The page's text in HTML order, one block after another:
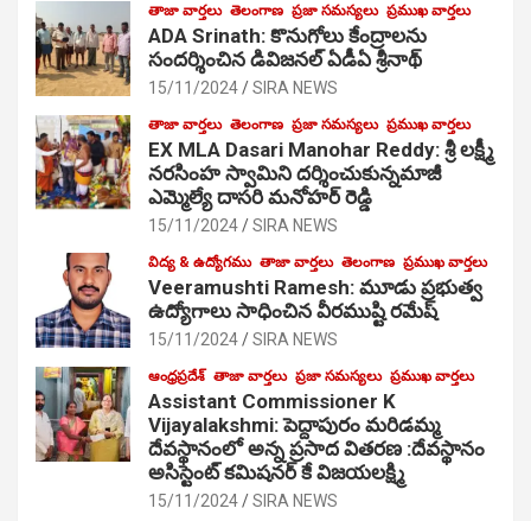
తాజా వార్తలు తెలంగాణ ప్రజా సమస్యలు ప్రముఖ వార్తలు
ADA Srinath: కొనుగోలు కేంద్రాల‌ను
సంద‌ర్శించిన డివిజనల్ ఏడీఏ శ్రీనాథ్
15/11/2024 SIRA NEWS
తాజా వార్తలు తెలంగాణ ప్రజా సమస్యలు ప్రముఖ వార్తలు
EX MLA Dasari Manohar Reddy: శ్రీ లక్ష్మీ
నరసింహ స్వామిని దర్శించుకున్నమాజీ
ఎమ్మెల్యే దాసరి మనోహర్ రెడ్డి
15/11/2024 SIRA NEWS
విద్య & ఉద్యోగము తాజా వార్తలు తెలంగాణ ప్రముఖ వార్తలు
Veeramushti Ramesh: మూడు ప్రభుత్వ
ఉద్యోగాలు సాధించిన వీరముష్టి రమేష్
15/11/2024 SIRA NEWS
ఆంధ్రప్రదేశ్ తాజా వార్తలు ప్రజా సమస్యలు ప్రముఖ వార్తలు
Assistant Commissioner K
Vijayalakshmi: పెద్దాపురం మరిడమ్మ
దేవస్థానంలో అన్న ప్రసాద వితరణ :దేవస్థానం
అసిస్టెంట్ కమిషనర్ కే విజయలక్ష్మి
15/11/2024 SIRA NEWS